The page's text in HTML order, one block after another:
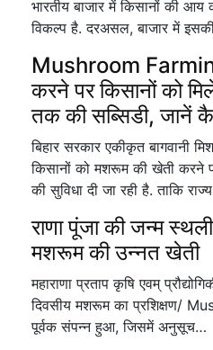
भारतीय बाजार में किसानों की
विकल्प है. दरअसल, बाजार में
Mushroom
करने पर किसानों को
तक की सब्सिडी,
बिहार सरकार एकीकृत बागवानी
किसानों को मशरूम की खेती करने
की सुविधा दी जा रही है. ताकि
राणा पूंजा की जन्म
मशरूम की उन्नत खेती
महाराणा प्रताप कृषि एवम्
दिवसीय मशरूम का प्रशिक्षण/
पूर्वक संपन्न हुआ, जिसमें अनुसूच…